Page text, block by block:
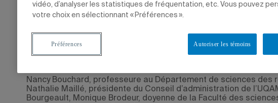
Mis à jour le 7 juin 2022 à 10 h 40
Nancy Bouchard, professeure au Département de sciences des
Nathalie Maillé, présidente du Conseil d’administration de
Bourgeault, Monique Brodeur, doyenne de la Faculté des
vidéo, d’analyser les statistiques de fréquentation, etc. Vous pouvez
votre choix en sélectionnant « Préférences ».
Autoriser les témoins
Préférences